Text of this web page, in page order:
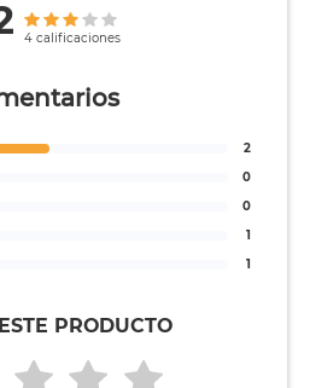
2
0
0
1
1
4 calificaciones
PRODUCTO